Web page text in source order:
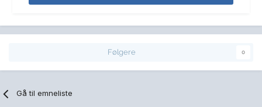
Følgere 0
Gå til emneliste